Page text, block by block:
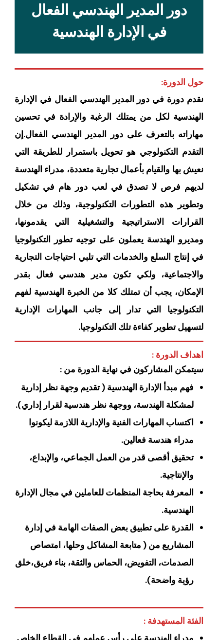
دور المدير الهندسي الفعال
في الإدارة الهندسية
حول الدورة:
نقدم دورة في دور المدير الهندسي الفعال في الإدارة
الهندسية لكل من يمتلك الرغبة والإرادة في تحسين
مهاراته بالتعرف على دور المدير الهندسي الفعال.إن
التقدم التكنولوجي هو تحويل باستمرار للطريقة التي
نعيش بها والقيام بأعمال تجارية متعددة، مدراء الهندسة
لديهم فرص لا تصدق في لعب دور هام في تشكيل
وتطوير هذه التطورات التكنولوجية، وذلك من خلال
القرارات الاستراتيجية والتشغيلية التي يقدمونها،
ومديرو الهندسة يعملون على توجيه تطور التكنولوجيا
في إنتاج السلع والخدمات التي تلبي احتياجات التجارية
والاجتماعية، ولكي تكون مدير هندسي فعال بقدر
الإمكان، يجب أن تمتلك كلا من الخبرة الهندسية لفهم
التكنولوجيا التي تدار إلى جانب المهارات الإدارية
لتسهيل تطوير كفاءة تلك التكنولوجيا.
اهداف الدورة :
سيتمكن المشاركون في نهاية الدورة من :
فهم مبدأ الإدارة الهندسية ( تقديم وجهة نظر إدارية
لمشكلة الهندسة، ووجهة نظر هندسية لقرار إداري).
اكتساب المهارات الفنية والإدارية اللازمة ليكونوا
مدراء هندسة فعالين.
تحقيق أقصى قدر من العمل الجماعي، والإبداع،
والإنتاجية.
المعرفة بحاجة المنظمات للعاملين في مجال الإدارة
الهندسية.
القدرة على تطبيق بعض الصفات الهامة في إدارة
المشاريع من ( متابعة المشاكل وحلها، امتصاص
الصدمات، التفويض، الحماس والثقة، بناء فريق،خلق
رؤية واضحة).
الفئة المستهدفة :